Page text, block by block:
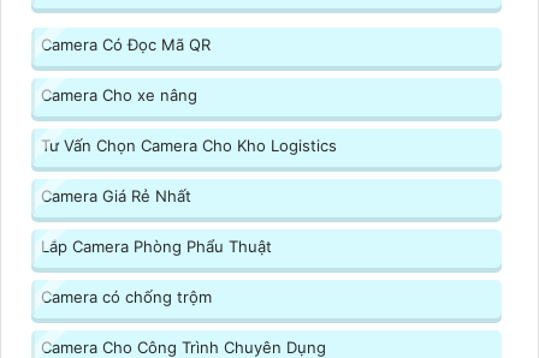
Camera Có Đọc Mã QR
Camera Cho xe nâng
Tư Vấn Chọn Camera Cho Kho Logistics
Camera Giá Rẻ Nhất
Lắp Camera Phòng Phẩu Thuật
Camera có chống trộm
Camera Cho Công Trình Chuyên Dụng